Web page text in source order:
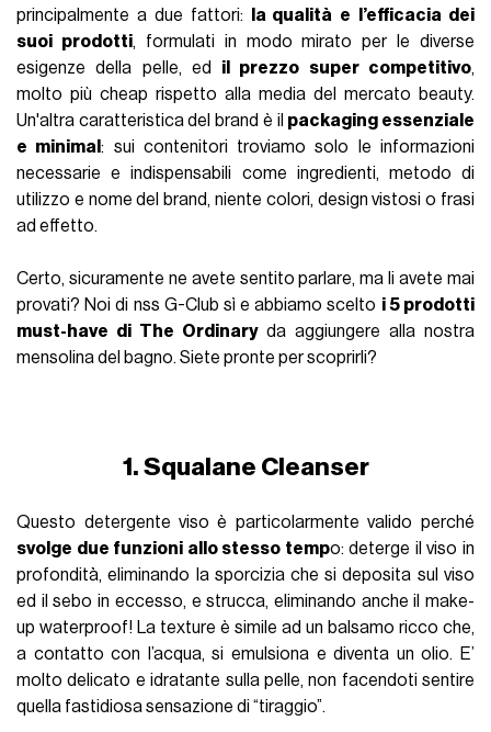
principalmente a due fattori:
la qualità e
l’efficacia dei
suoi prodotti, formulati in modo mirato per le diverse
esigenze della pelle, ed il prezzo super competitivo,
molto più cheap rispetto alla media del mercato beauty.
Un'altra caratteristica del brand è il packaging essenziale
e minimal: sui contenitori troviamo solo le informazioni
necessarie e indispensabili come ingredienti, metodo di
utilizzo e nome del brand, niente colori, design vistosi o frasi
ad effetto.
Certo, sicuramente ne avete sentito parlare, ma li avete mai
provati? Noi di nss G-Club sì e abbiamo scelto i 5 prodotti
must-have di The Ordinaryda aggiungere alla nostra
mensolina del bagno. Siete pronte per scoprirli?
1. Squalane Cleanser
Questo detergente viso è particolarmente valido perché
svolge due funzioni allo stesso tempo: deterge il viso in
profondità, eliminando la sporcizia che si deposita sul viso
ed il sebo in eccesso, e strucca, eliminando anche il make-
up waterproof! La texture è simile ad un balsamo ricco che,
a contatto con l’acqua, si emulsiona e diventa un olio. E’
molto delicato e idratante sulla pelle, non facendoti sentire
quella fastidiosa sensazione di “tiraggio”.